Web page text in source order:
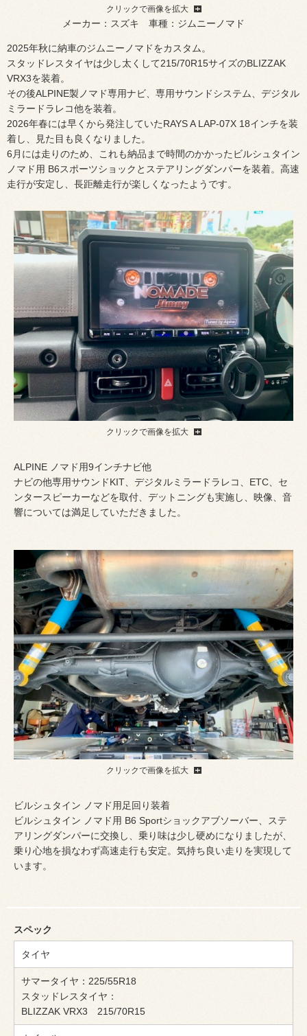
クリックで画像を拡大
メーカー：スズキ 車種：ジムニーノマド
2025年秋に納車のジムニーノマドをカスタム。
スタッドレスタイヤは少し太くして215/70R15サイズのBLIZZAK
VRX3を装着。
その後ALPINE製ノマド専用ナビ、専用サウンドシステム、デジタル
ミラードラレコ他を装着。
2026年春には早くから発注していたRAYS A LAP-07X 18インチを装
着し、見た目も良くなりました。
6月には走りのため、これも納品まで時間のかかったビルシュタイン
ノマド用 B6スポーツショックとステアリングダンパーを装着。高速
走行が安定し、長距離走行が楽しくなったようです。
クリックで画像を拡大
ALPINE ノマド用9インチナビ他
ナビの他専用サウンドKIT、デジタルミラードラレコ、ETC、セ
ンタースピーカーなどを取付、デットニングも実施し、映像、音
響については満足していただきました。
クリックで画像を拡大
ビルシュタイン ノマド用足回り装着
ビルシュタイン ノマド用 B6 Sportショックアブソーバー、ステ
アリングダンパーに交換し、乗り味は少し硬めになりましたが、
乗り心地を損なわず高速走行も安定。気持ち良い走りを実現して
います。
スペック
タイヤ
サマータイヤ：225/55R18
スタッドレスタイヤ：
BLIZZAK VRX3 215/70R15